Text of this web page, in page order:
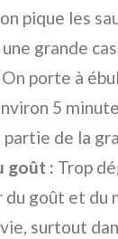
pique les
grande
On porte à
5
partie de la
goût : Trop
du goût et du
surtout